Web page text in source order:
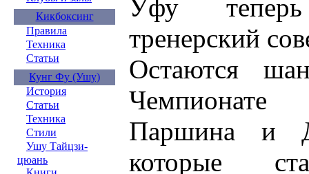
Кикбоксинг
Правила
Техника
Статьи
Кунг Фу (Ушу)
История
Статьи
Техника
Стили
Ушу Тайцзи-
цюань
Уфу
тренерский
Остаются
Паршина и
которые